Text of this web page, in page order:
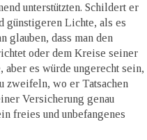
unterstützten. Schildert er
günstigeren Lichte, als es
glauben, dass man den
oder dem Kreise seiner
aber es würde ungerecht sein,
zweifeln, wo er Tatsachen
Versicherung genau
freies und unbefangenes